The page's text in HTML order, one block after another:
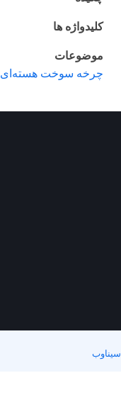
کلیدواژه ها
موضوعات
چرخه سوخت هسته‌ای
سیناوب